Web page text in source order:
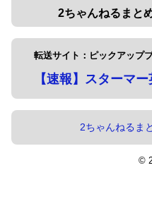
2ちゃんねるまと
転送サイト：ピックアップ
【速報】スターマ
2ちゃんねるま
©